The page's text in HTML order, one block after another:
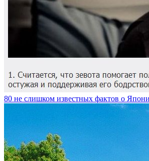
80 не слишком известных фактов о